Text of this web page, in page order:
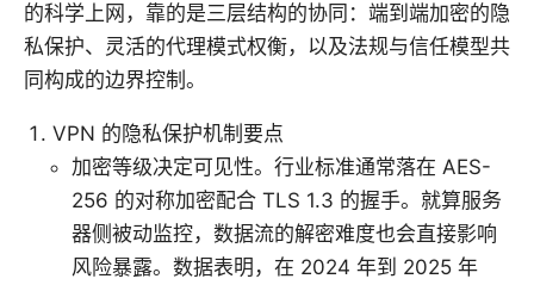
的科学上网，靠的是三层结构的协同：端到端加密的隐
私保护、灵活的代理模式权衡，以及法规与信任模型共
同构成的边界控制。
VPN 的隐私保护机制要点
加密等级决定可见性。行业标准通常落在 AES-
256 的对称加密配合 TLS 1.3 的握手。就算服务
器侧被动监控，数据流的解密难度也会直接影响
风险暴露。数据表明，在 2024 年到 2025 年